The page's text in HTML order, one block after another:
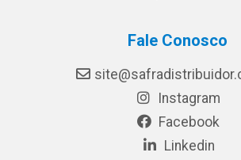
Fale Conosco
Instagram
Facebook
Linkedin